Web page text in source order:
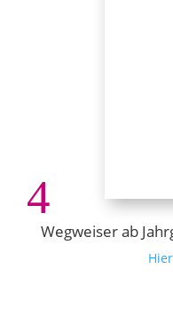
Wegweiser ab